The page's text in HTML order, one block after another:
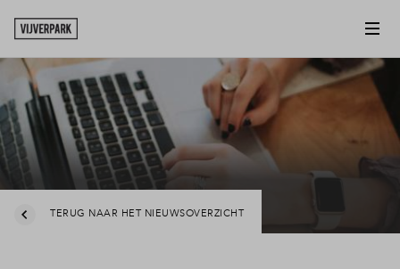
TERUG NAAR HET NIEUWSOVERZICHT